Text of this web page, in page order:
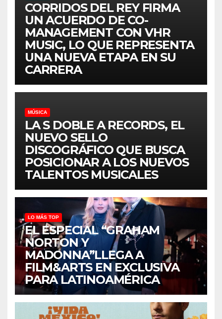
CORRIDOS DEL REY FIRMA
UN ACUERDO DE CO-
MANAGEMENT CON VHR
MUSIC, LO QUE REPRESENTA
UNA NUEVA ETAPA EN SU
CARRERA
MÚSICA
LA S DOBLE A RECORDS, EL
NUEVO SELLO
DISCOGRÁFICO QUE BUSCA
POSICIONAR A LOS NUEVOS
TALENTOS MUSICALES
LO MÁS TOP
EL ESPECIAL “GRAHAM
NORTON Y
MADONNA”LLEGA A
FILM&ARTS EN EXCLUSIVA
PARA LATINOAMÉRICA